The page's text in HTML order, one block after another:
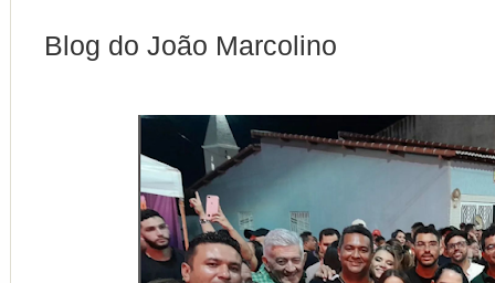
Blog do João Marcolino